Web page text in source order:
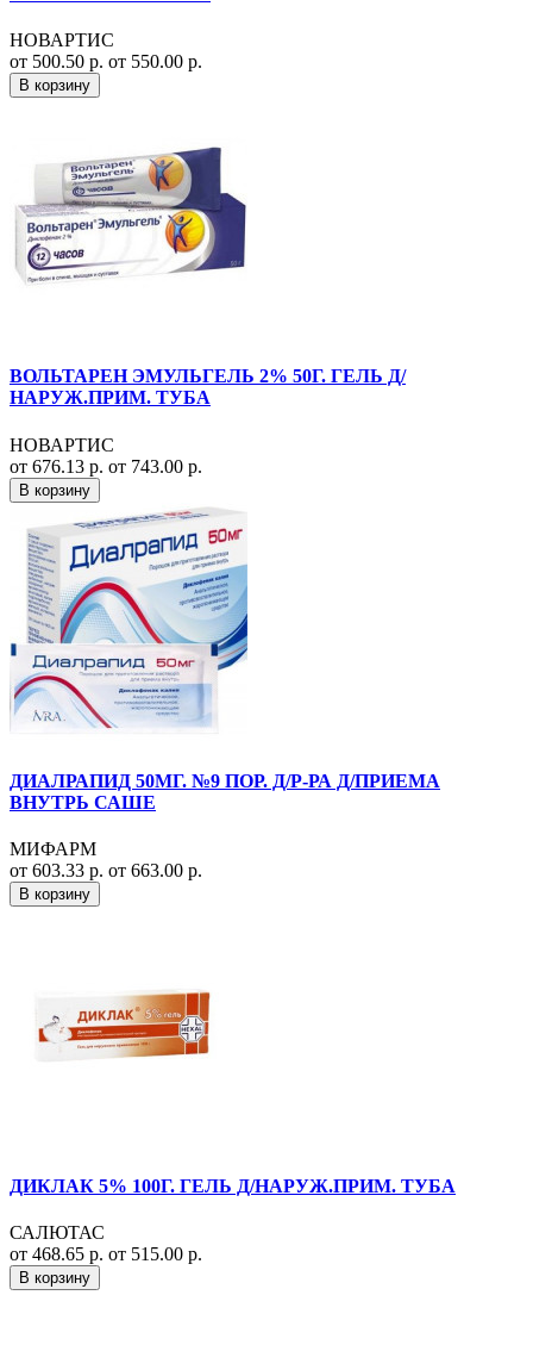
НОВАРТИС
от 500.50 р. от 550.00 р.
В корзину
ВОЛЬТАРЕН ЭМУЛЬГЕЛЬ 2% 50Г. ГЕЛЬ Д/
НАРУЖ.ПРИМ. ТУБА
НОВАРТИС
от 676.13 р. от 743.00 р.
В корзину
ДИАЛРАПИД 50МГ. №9 ПОР. Д/Р-РА Д/ПРИЕМА
ВНУТРЬ САШЕ
МИФАРМ
от 603.33 р. от 663.00 р.
В корзину
ДИКЛАК 5% 100Г. ГЕЛЬ Д/НАРУЖ.ПРИМ. ТУБА
САЛЮТАС
от 468.65 р. от 515.00 р.
В корзину